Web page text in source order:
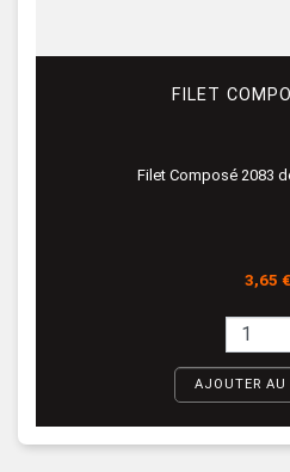
FILET
Filet Composé 2083
Prix
3,65 €
AJOUTER AU